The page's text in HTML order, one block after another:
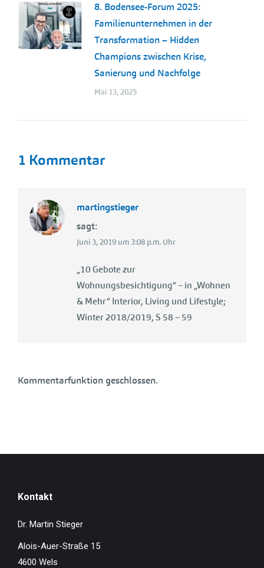
8. Bodensee-Forum 2025:
Familienunternehmen in der
Transformation – Hidden
Champions zwischen Krise,
Sanierung und Nachfolge
Mai 13, 2025
1 Kommentar
martingstieger
sagt:
Juni 3, 2019 um 3:08 p.m. Uhr
„10 Gebote zur
Wohnungsbesichtigung“ – in „Wohnen
& Mehr“ Interior, Living und Lifestyle;
Winter 2018/2019, S 58 – 59
Kommentarfunktion geschlossen.
Kontakt
Dr. Martin Stieger
Alois-Auer-Straße 15
4600 Wels